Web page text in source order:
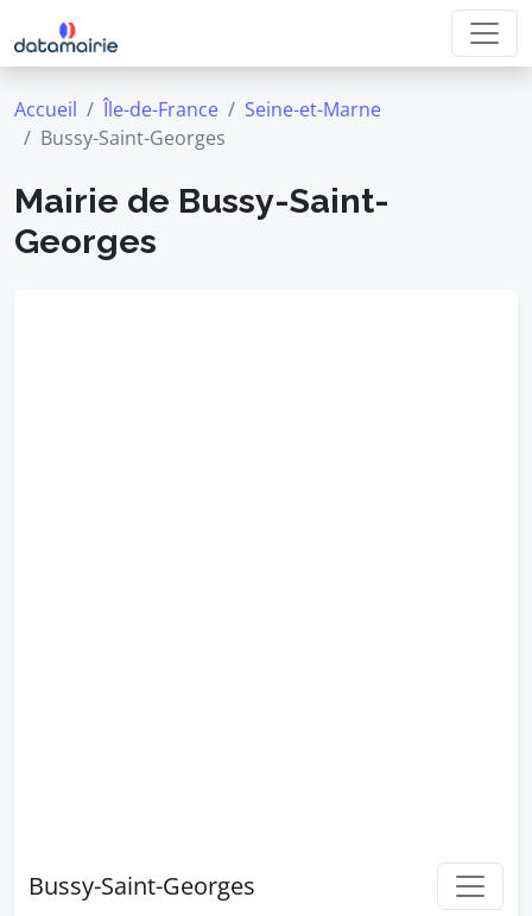
Accueil Île-de-France
Seine-et-Marne
Bussy-Saint-Georges
Mairie de Bussy-Saint-
Georges
Bussy-Saint-Georges